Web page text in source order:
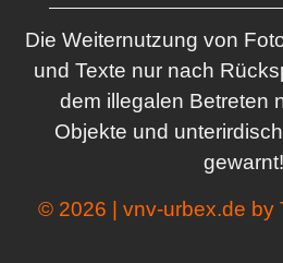
Die Weiternutzung von
und Texte nur nach
dem illegalen Betreten
Objekte und
gewarnt!
© 2026 | vnv-urbex.de by